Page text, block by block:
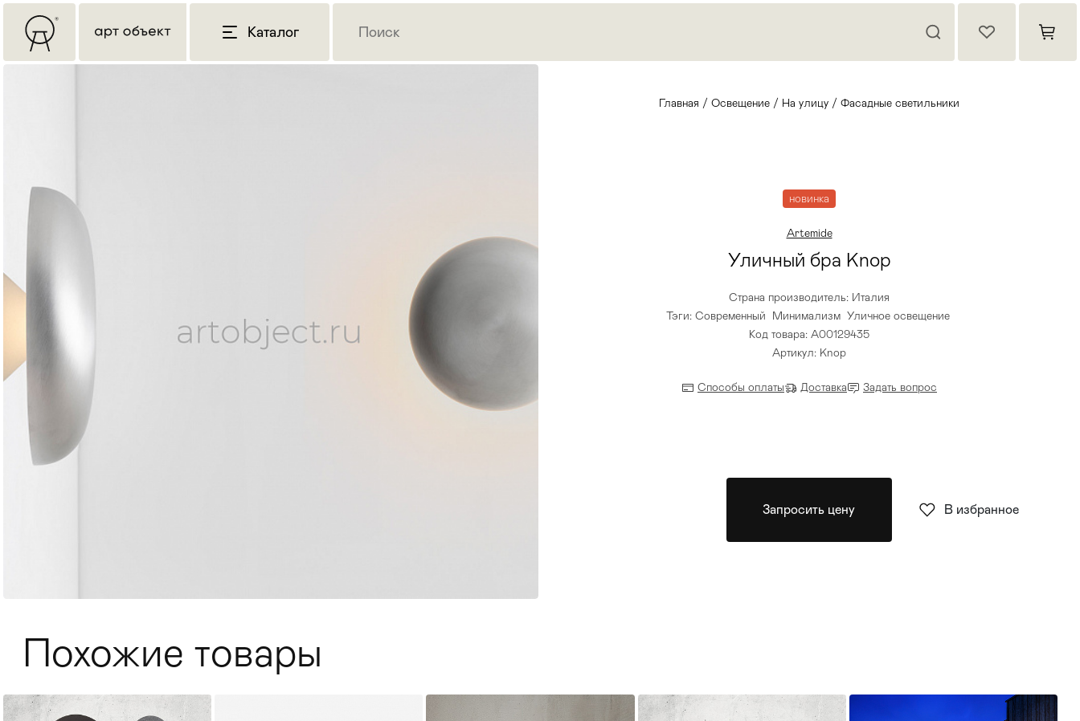
Каталог
Кровати
Столы
Комоды и тумбы
Двери и перегородки
Главная / Освещение / На улицу / Фасадные светильники
новинка
Artemide
Уличный бра Knop
Страна производитель: Италия
Тэги: Современный Минимализм Уличное освещение
Код товара: A00129435
Артикул: Knop
Способы оплаты Доставка Задать вопрос
Запросить цену В избранное
Похожие товары